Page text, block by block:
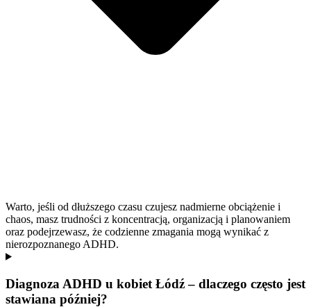
Warto, jeśli od dłuższego czasu czujesz nadmierne obciążenie i
chaos, masz trudności z koncentracją, organizacją i planowaniem
oraz podejrzewasz, że codzienne zmagania mogą wynikać z
nierozpoznanego ADHD.
Diagnoza ADHD u kobiet Łódź – dlaczego często jest
stawiana później?